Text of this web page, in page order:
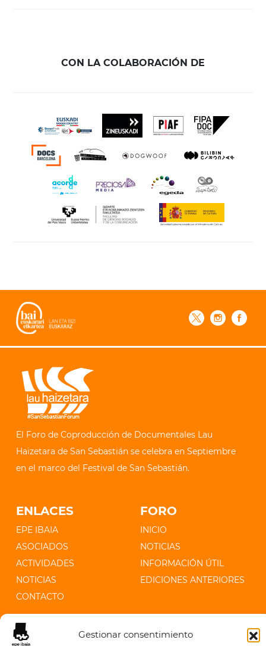
Gestionar consentimiento
CON LA COLABORACIÓN DE
El Foro de Coproducción de Documentales Lau
Haizetara de San Sebastián se celebra en Septiembre
en el marco del Festival de San Sebastián.
ENLACES
EPE IBAIA
ASOCIADOS
ACTIVIDADES
NOTICIAS
CONTACTO
FORO
INICIO
NOTICIAS
INFORMACIÓN ÚTIL
EDICIONES ANTERIORES
CONTACTO